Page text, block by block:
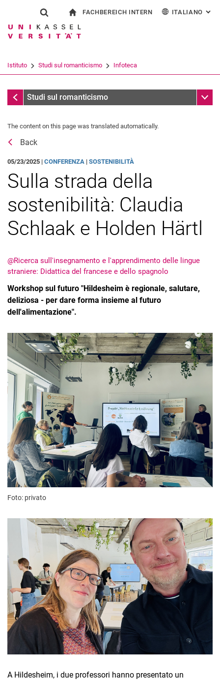
Jump directly to: content
Jump directly to: search
Jump directly to: main
Show search form
Search term
Search (opens an external link in a
FACHBEREICH INTERN ITALIANO :
Istituto Studi sul romanticismo Infoteca
Messaggi
Studi sul romanticismo Sub
The content on this page was translated automatically.
Back
05/23/2025 | CONFERENZA | SOSTENIBILITÀ
Sulla strada della
sostenibilità: Claudia
Schlaak e Holden Härtl
@Ricerca sull'insegnamento e l'apprendimento delle lingue
straniere: Didattica del francese e dello spagnolo
Workshop sul futuro "Hildesheim è regionale, salutare,
deliziosa - per dare forma insieme al futuro
dell'alimentazione".
Foto: privato
A Hildesheim, i due professori hanno presentato un